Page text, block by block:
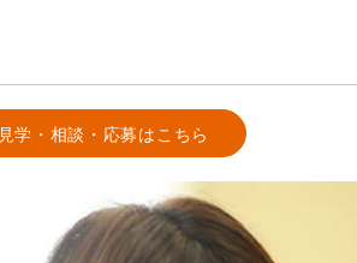
見学・相談・応募はこちら